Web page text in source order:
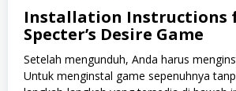
Installation Instructions
Specter’s Desire Game
Setelah mengunduh, Anda harus
Untuk menginstal game sepenuhnya